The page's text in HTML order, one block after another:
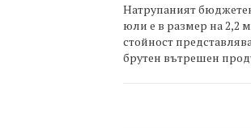
Натрупаният
юли е в размер на 2,2
стойност
брутен вътрешен